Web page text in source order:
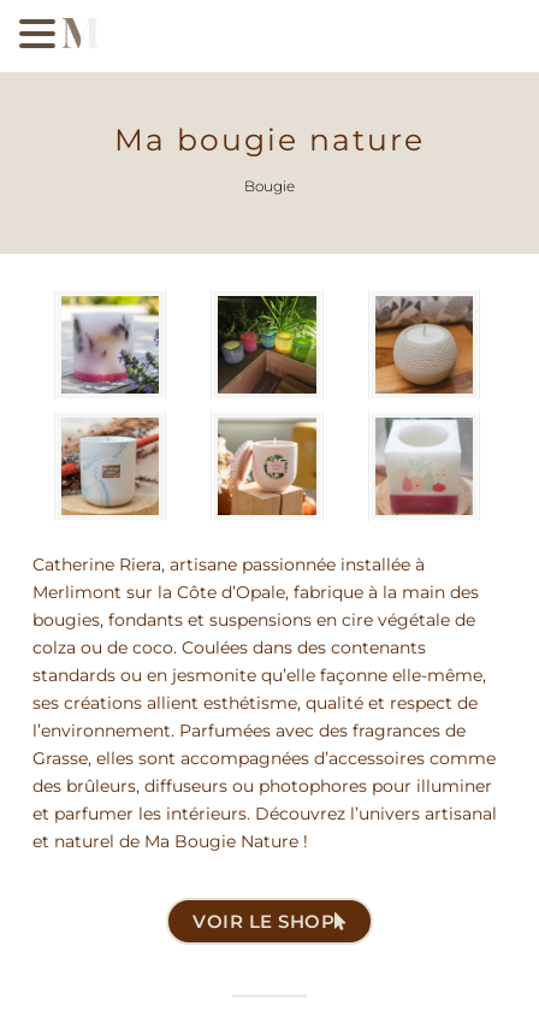
Ma bougie nature
Bougie
Catherine Riera, artisane passionnée installée à
Merlimont sur la Côte d’Opale, fabrique à la main des
bougies, fondants et suspensions en cire végétale de
colza ou de coco. Coulées dans des contenants
standards ou en jesmonite qu’elle façonne elle-même,
ses créations allient esthétisme, qualité et respect de
l’environnement. Parfumées avec des fragrances de
Grasse, elles sont accompagnées d’accessoires comme
des brûleurs, diffuseurs ou photophores pour illuminer
et parfumer les intérieurs. Découvrez l’univers artisanal
et naturel de Ma Bougie Nature !
VOIR LE SHOP